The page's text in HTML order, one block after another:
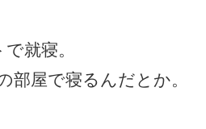
就寝。
部屋で寝るんだとか。